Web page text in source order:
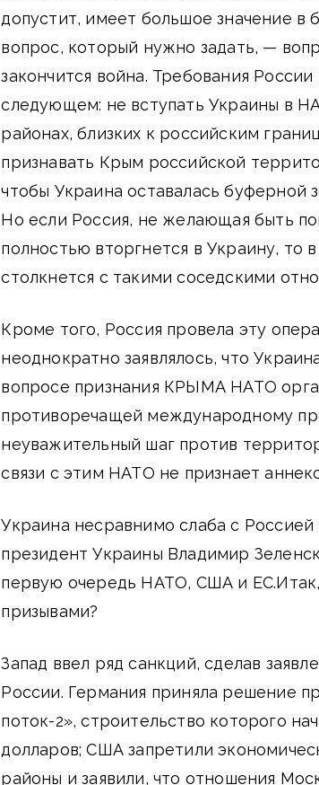
допустит, имеет большое значение
вопрос, который нужно задать, —
закончится война. Требования
следующем: не вступать Украины в
районах, близких к российским
признавать Крым российской
чтобы Украина оставалась
Но если Россия, не желающая быть
полностью вторгнется в Украину, то
столкнется с такими соседскими
Кроме того, Россия провела эту
неоднократно заявлялось, что
вопросе признания КРЫМА НАТО
противоречащей международному
неуважительный шаг против
связи с этим НАТО не признает
Украина несравнимо слаба с
президент Украины Владимир
первую очередь НАТО, США и
призывами?
Запад ввел ряд санкций, сделав
России. Германия приняла решение
поток-2», строительство которого
долларов; США запретили
районы и заявили, что отношения